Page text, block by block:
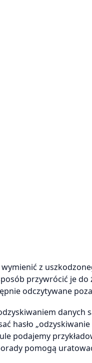
z
przywrócić je
odczytywane
danych
hasło
podajemy
pomogą